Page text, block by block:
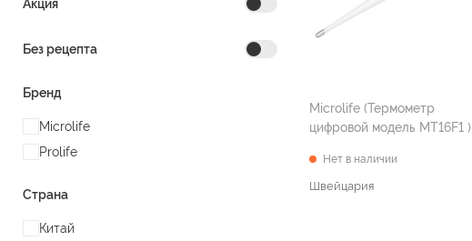
Акция
Без рецепта
Бренд
Microlife
Prolife
Страна
Китай
Microlife (Термометр
цифровой модель MT16F1 )
Нет в наличии
Швейцария